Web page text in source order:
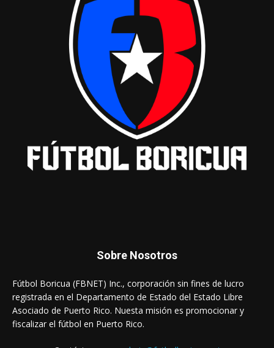
Sobre Nosotros
Fútbol Boricua (FBNET) Inc., corporación sin fines de lucro
registrada en el Departamento de Estado del Estado Libre
Asociado de Puerto Rico. Nuesta misión es promocionar y
fiscalizar el fútbol en Puerto Rico.